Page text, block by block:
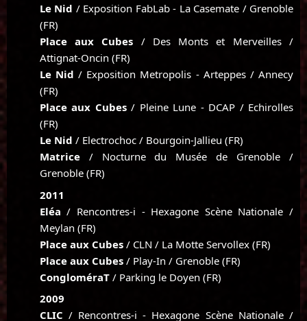
Le Nid / Exposition FabLab - La Casemate / Grenoble
(FR)
Place aux Cubes / Des Monts et Merveilles /
Attignat-Oncin (FR)
Le Nid / Exposition Metropolis - Arteppes / Annecy
(FR)
Place aux Cubes/ Pleine Lune - DCAP / Echirolles
(FR)
Le Nid / Electrochoc / Bourgoin-Jallieu (FR)
Matrice/ Nocturne du Musée de Grenoble /
Grenoble (FR)
2011
Eléa / Rencontres-i - Hexagone Scène Nationale /
Meylan (FR)
Place aux Cubes/ CLN / La Motte Servollex (FR)
Place aux Cubes/ Play-In / Grenoble (FR)
CongloméraT/ Parking le Doyen (FR)
2009
CLIC / Rencontres-i - Hexagone Scène Nationale /